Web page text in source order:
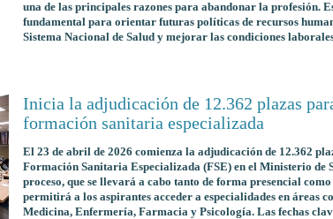
una de las principales razones para abandonar la profesión.
fundamental para orientar futuras políticas de recursos
Sistema Nacional de Salud y mejorar las condiciones
Inicia la adjudicación de 12.362 plazas
formación sanitaria especializada
El 23 de abril de 2026 comienza la adjudicación de 12.362
Formación Sanitaria Especializada (FSE) en el Ministerio de
proceso, que se llevará a cabo tanto de forma presencial
permitirá a los aspirantes acceder a especialidades en áreas
Medicina, Enfermería, Farmacia y Psicología. Las fechas